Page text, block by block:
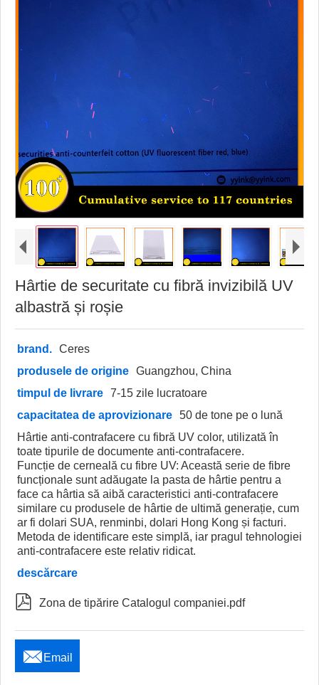
Hârtie de securitate cu fibră invizibilă UV
albastră și roșie
brand. Ceres
produsele de origine Guangzhou, China
timpul de livrare 7-15 zile lucratoare
capacitatea de aprovizionare 50 de tone pe o lună
Hârtie anti-contrafacere cu fibră UV color, utilizată în
toate tipurile de documente anti-contrafacere.
Funcție de cerneală cu fibre UV: Această serie de fibre
funcționale sunt adăugate la pasta de hârtie pentru a
face ca hârtia să aibă caracteristici anti-contrafacere
similare cu produsele de hârtie de ultimă generație, cum
ar fi dolari SUA, renminbi, dolari Hong Kong și facturi.
Metoda de identificare este simplă, iar pragul tehnologiei
anti-contrafacere este relativ ridicat.
descărcare
 Zona de tipărire Catalogul companiei.pdf
 Email